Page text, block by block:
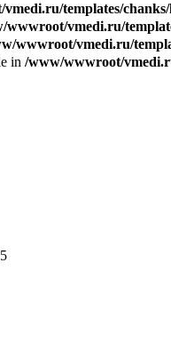
templates/
wwwroot/vmedi.ru/
wwwroot/vmedi.ru/
in /www/wwwroot/